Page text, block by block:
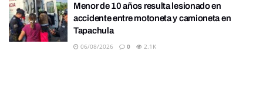
Menor de 10 años resulta lesionado en
accidente entre motoneta y camioneta en
Tapachula
06/08/2026 0 2.1K